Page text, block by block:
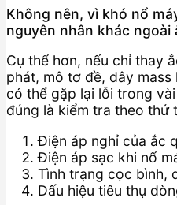
Không nên, vì khó nổ
nguyên nhân khác ngoài
Cụ thể hơn, nếu chỉ thay
phát, mô tơ đề, dây
có thể gặp lại lỗi trong
đúng là kiểm tra theo thứ
Điện áp nghỉ của ắc
Điện áp sạc khi nổ
Tình trạng cọc bình,
Dấu hiệu tiêu thụ